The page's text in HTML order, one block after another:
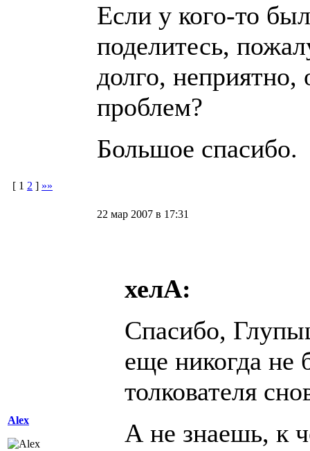
Если у кого-то
поделитесь,
долго, неприятно,
проблем?
Большое спасибо.
[ 1 2 ] »»
Alex
22 мар 2007 в 17:31
хелА:
Спасибо,
еще никогда не
толкователя
А не знаешь, к